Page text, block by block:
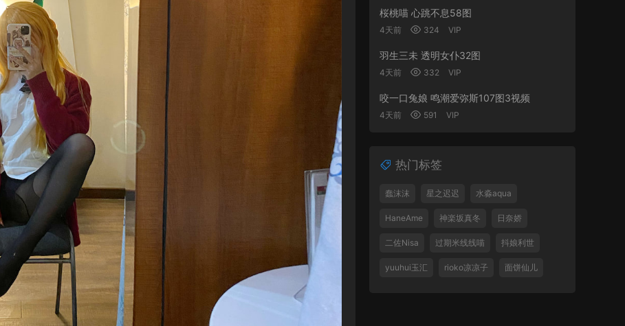
桜桃喵 心跳不息58图
4天前 324 VIP
羽生三未 透明女仆32图
4天前 332 VIP
咬一口兔娘 鸣潮爱弥斯107图3视频
4天前 591 VIP
热门标签
蠢沫沫 星之迟迟 水淼aqua
HaneAme 神楽坂真冬 日奈娇
二佐Nisa 过期米线线喵 抖娘利世
yuuhui玉汇 rioko凉凉子 面饼仙儿